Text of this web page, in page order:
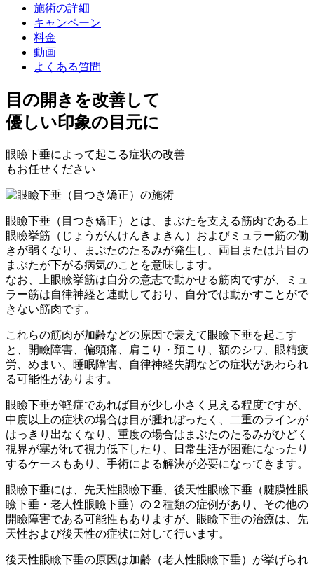
施術の詳細
キャンペーン
料金
動画
よくある質問
目の開きを改善して
優しい印象の目元に
眼瞼下垂によって起こる症状の改善
もお任せください
眼瞼下垂（目つき矯正）とは、まぶたを支える筋肉である上
眼瞼挙筋（じょうがんけんきょきん）およびミュラー筋の働
きが弱くなり、まぶたのたるみが発生し、両目または片目の
まぶたが下がる病気のことを意味します。
なお、上眼瞼挙筋は自分の意志で動かせる筋肉ですが、ミュ
ラー筋は自律神経と連動しており、自分では動かすことがで
きない筋肉です。
これらの筋肉が加齢などの原因で衰えて眼瞼下垂を起こす
と、
開瞼障害、偏頭痛、肩こり・頚こり、額のシワ、眼精疲
労、めまい、睡眠障害、自律神経失調などの症状があわられ
る可能性があります。
眼瞼下垂が軽症であれば目が少し小さく見える程度ですが、
中度以上の症状の場合は目が腫れぼったく、二重のラインが
はっきり出なくなり、重度の場合はまぶたのたるみがひどく
視界が塞がれて視力低下したり、
日常生活が困難になったり
するケースもあり、手術による解決が必要になってきます。
眼瞼下垂には、先天性眼瞼下垂、後天性眼瞼下垂（腱膜性眼
瞼下垂・老人性眼瞼下垂）の２種類の症例があり、その他の
開瞼障害である可能性もありますが、眼瞼下垂の治療は、先
天性および後天性の症状に対して行います。
後天性眼瞼下垂の原因は加齢（老人性眼瞼下垂）が挙げられ